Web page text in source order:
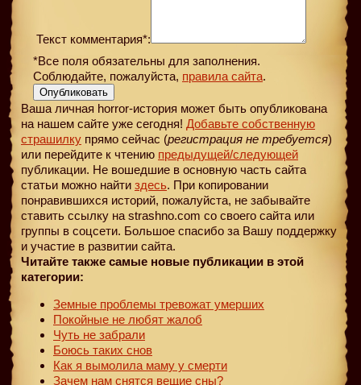
Текст комментария*:
*Все поля обязательны для заполнения.
Соблюдайте, пожалуйста, правила сайта.
Опубликовать
Ваша личная horror-история может быть опубликована
на нашем сайте уже сегодня! Добавьте собственную
страшилку прямо сейчас (регистрация не требуется)
или перейдите к чтению предыдущей/следующей
публикации. Не вошедшие в основную часть сайта
статьи можно найти здесь. При копировании
понравившихся историй, пожалуйста, не забывайте
ставить ссылку на strashno.com со своего сайта или
группы в соцсети. Большое спасибо за Вашу поддержку
и участие в развитии сайта.
Читайте также самые новые публикации в этой
категории:
Земные проблемы тревожат умерших
Покойные не любят жалоб
Чуть не забрали
Боюсь таких снов
Как я вымолила маму у смерти
Зачем нам снятся вещие сны?